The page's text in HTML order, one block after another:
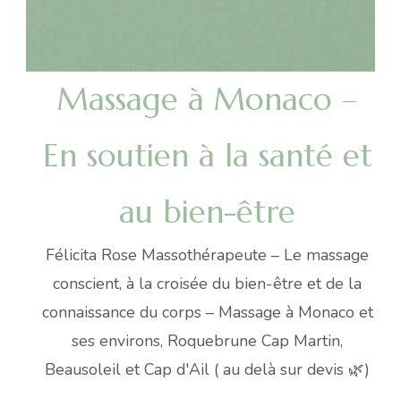
Massage à Monaco –
En soutien à la santé et
au bien-être
Félicita Rose Massothérapeute – Le massage
conscient, à la croisée du bien-être et de la
connaissance du corps – Massage à Monaco et
ses environs, Roquebrune Cap Martin,
Beausoleil et Cap d'Ail ( au delà sur devis 🌿)